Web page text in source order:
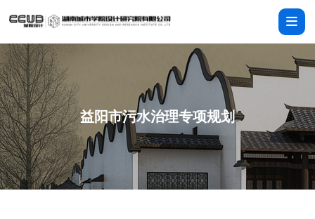
益阳市污水治理专项规划